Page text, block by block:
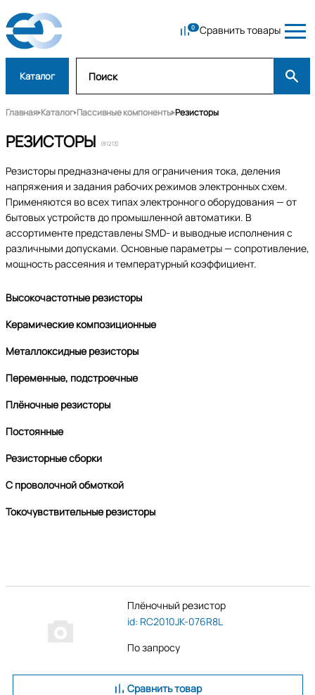
Сравнить товары
Каталог
Главная Каталог Пассивные компоненты Резисторы
РЕЗИСТОРЫ (81213)
Резисторы предназначены для ограничения тока, деления
напряжения и задания рабочих режимов электронных схем.
Применяются во всех типах электронного оборудования — от
бытовых устройств до промышленной автоматики. В
ассортименте представлены SMD- и выводные исполнения с
различными допусками. Основные параметры — сопротивление,
мощность рассеяния и температурный коэффициент.
Высокочастотные резисторы
Керамические композиционные
Металлоксидные резисторы
Переменные, подстроечные
Плёночные резисторы
Постоянные
Резисторные сборки
С проволочной обмоткой
Токочувствительные резисторы
Плёночный резистор
id: RC2010JK-076R8L
По запросу
Сравнить товар